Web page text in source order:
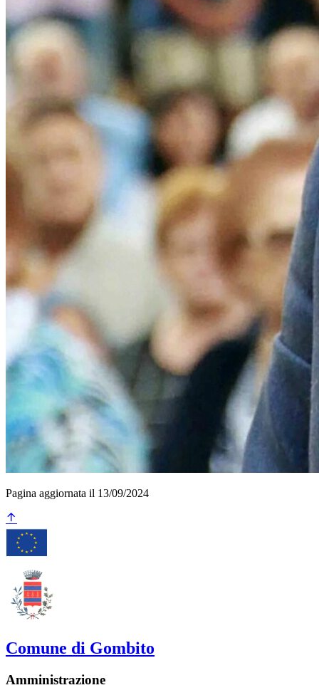
Pagina aggiornata il 13/09/2024
Comune di Gombito
Amministrazione